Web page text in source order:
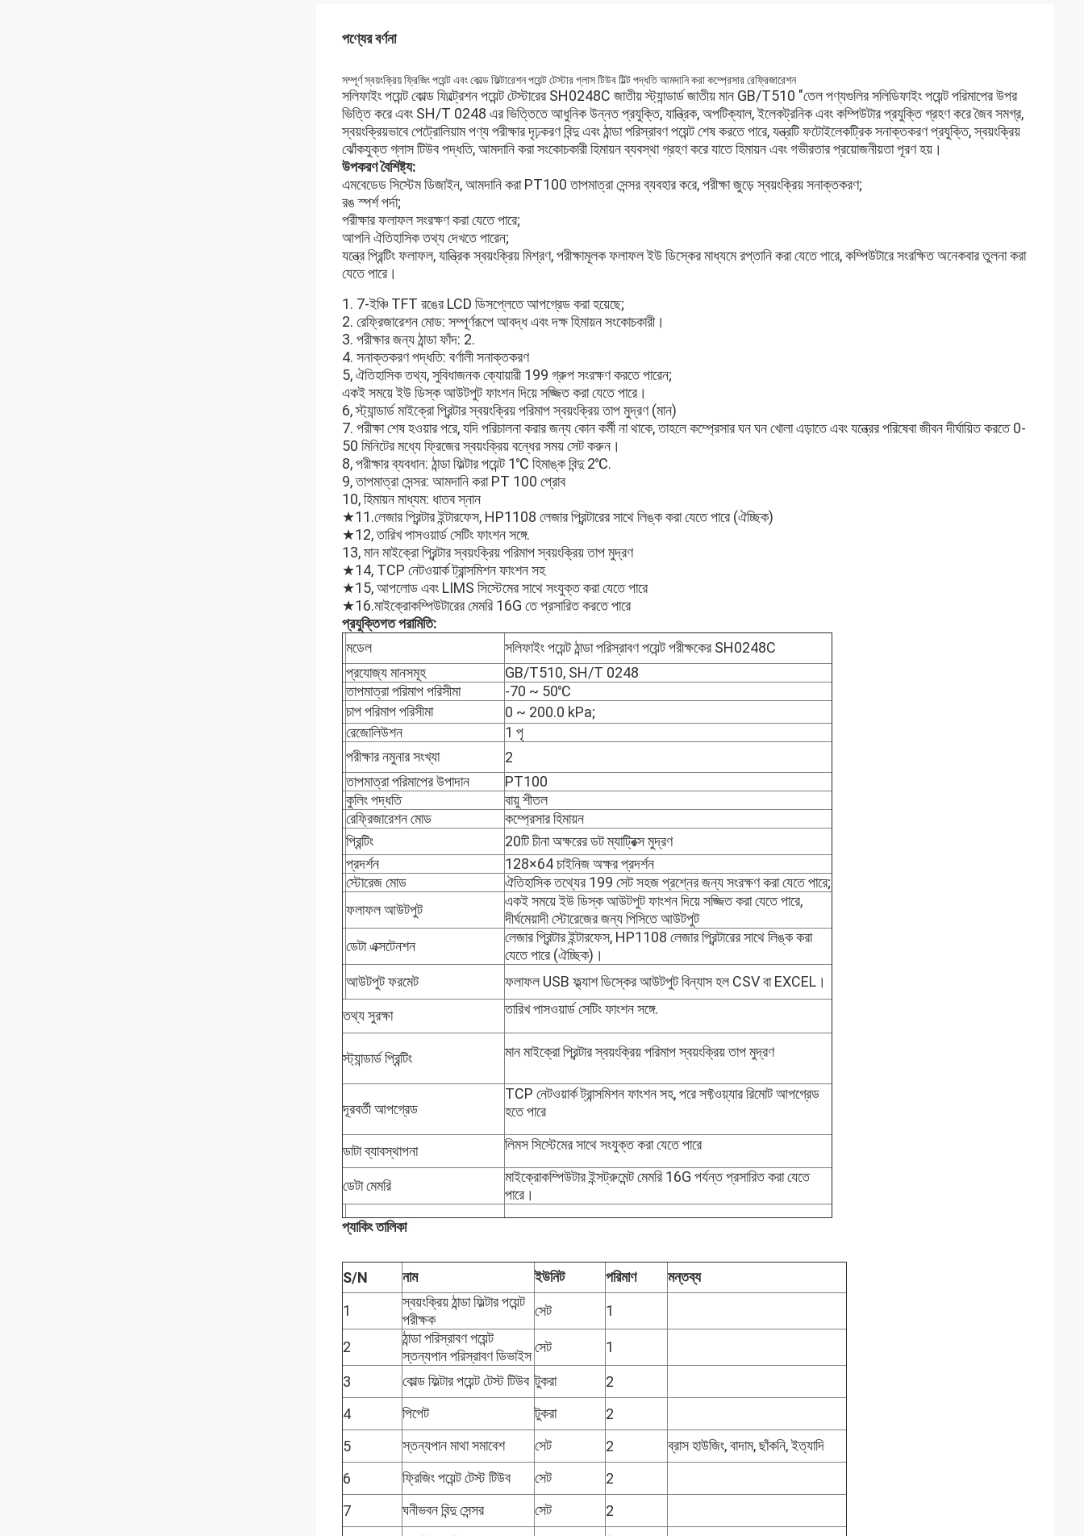
পণ্যের বর্ণনা
সম্পূর্ণ স্বয়ংক্রিয় ফ্রিজিং পয়েন্ট এবং কোল্ড ফিল্টারেশন পয়েন্ট টেস্টার গ্লাস টিউব টিল্ট পদ্ধতি আমদানি করা কম্প্রেসার রেফ্রিজারেশন
সলিফাইং পয়েন্ট কোল্ড ফিল্ট্রেশন পয়েন্ট টেস্টারের SH0248C জাতীয় স্ট্যান্ডার্ড জাতীয় মান GB/T510 "তেল পণ্যগুলির সলিডিফাইং পয়েন্ট পরিমাপের উপর
ভিত্তি করে এবং SH/T 0248 এর ভিত্তিতে আধুনিক উন্নত প্রযুক্তি, যান্ত্রিক, অপটিক্যাল, ইলেকট্রনিক এবং কম্পিউটার প্রযুক্তি গ্রহণ করে জৈব সমগ্র,
স্বয়ংক্রিয়ভাবে পেট্রোলিয়াম পণ্য পরীক্ষার দৃঢ়করণ বিন্দু এবং ঠান্ডা পরিস্রাবণ পয়েন্ট শেষ করতে পারে, যন্ত্রটি ফটোইলেকট্রিক সনাক্তকরণ প্রযুক্তি, স্বয়ংক্রিয়
ঝোঁকযুক্ত গ্লাস টিউব পদ্ধতি, আমদানি করা সংকোচকারী হিমায়ন ব্যবস্থা গ্রহণ করে যাতে হিমায়ন এবং গভীরতার প্রয়োজনীয়তা পূরণ হয়।
উপকরণ বৈশিষ্ট্য:
এমবেডেড সিস্টেম ডিজাইন, আমদানি করা PT100 তাপমাত্রা সেন্সর ব্যবহার করে, পরীক্ষা জুড়ে স্বয়ংক্রিয় সনাক্তকরণ;
রঙ স্পর্শ পর্দা;
পরীক্ষার ফলাফল সংরক্ষণ করা যেতে পারে;
আপনি ঐতিহাসিক তথ্য দেখতে পারেন;
যন্ত্রে প্রিন্টিং ফলাফল, যান্ত্রিক স্বয়ংক্রিয় মিশ্রণ, পরীক্ষামূলক ফলাফল ইউ ডিস্কের মাধ্যমে রপ্তানি করা যেতে পারে, কম্পিউটারে সংরক্ষিত অনেকবার তুলনা করা
যেতে পারে।
1. 7-ইঞ্চি TFT রঙের LCD ডিসপ্লেতে আপগ্রেড করা হয়েছে;
2. রেফ্রিজারেশন মোড: সম্পূর্ণরূপে আবদ্ধ এবং দক্ষ হিমায়ন সংকোচকারী।
3. পরীক্ষার জন্য ঠান্ডা ফাঁদ: 2.
4. সনাক্তকরণ পদ্ধতি: বর্ণালী সনাক্তকরণ
5, ঐতিহাসিক তথ্য, সুবিধাজনক ক্যোয়ারী 199 গ্রুপ সংরক্ষণ করতে পারেন;
একই সময়ে ইউ ডিস্ক আউটপুট ফাংশন দিয়ে সজ্জিত করা যেতে পারে।
6, স্ট্যান্ডার্ড মাইক্রো প্রিন্টার স্বয়ংক্রিয় পরিমাপ স্বয়ংক্রিয় তাপ মুদ্রণ (মান)
7. পরীক্ষা শেষ হওয়ার পরে, যদি পরিচালনা করার জন্য কোন কর্মী না থাকে, তাহলে কম্প্রেসার ঘন ঘন খোলা এড়াতে এবং যন্ত্রের পরিষেবা জীবন দীর্ঘায়িত করতে 0-
50 মিনিটের মধ্যে ফ্রিজের স্বয়ংক্রিয় বন্ধের সময় সেট করুন।
8, পরীক্ষার ব্যবধান: ঠান্ডা ফিল্টার পয়েন্ট 1℃ হিমাঙ্ক বিন্দু 2℃.
9, তাপমাত্রা সেন্সর: আমদানি করা PT 100 প্রোব
10, হিমায়ন মাধ্যম: ধাতব স্নান
★11.লেজার প্রিন্টার ইন্টারফেস, HP1108 লেজার প্রিন্টারের সাথে লিঙ্ক করা যেতে পারে (ঐচ্ছিক)
★12, তারিখ পাসওয়ার্ড সেটিং ফাংশন সঙ্গে.
13, মান মাইক্রো প্রিন্টার স্বয়ংক্রিয় পরিমাপ স্বয়ংক্রিয় তাপ মুদ্রণ
★14, TCP নেটওয়ার্ক ট্রান্সমিশন ফাংশন সহ
★15, আপলোড এবং LIMS সিস্টেমের সাথে সংযুক্ত করা যেতে পারে
★16.মাইক্রোকম্পিউটারের মেমরি 16G তে প্রসারিত করতে পারে
প্রযুক্তিগত পরামিতি:
মডেল
সলিফাইং পয়েন্ট ঠান্ডা পরিস্রাবণ পয়েন্ট পরীক্ষকের SH0248C
প্রযোজ্য মানসমূহ
GB/T510, SH/T 0248
তাপমাত্রা পরিমাপ পরিসীমা
-70 ~ 50℃
চাপ পরিমাপ পরিসীমা
0 ~ 200.0 kPa;
রেজোলিউশন
1 পৃ
পরীক্ষার নমুনার সংখ্যা
2
তাপমাত্রা পরিমাপের উপাদান
PT100
কুলিং পদ্ধতি
বায়ু শীতল
রেফ্রিজারেশন মোড
কম্প্রেসার হিমায়ন
প্রিন্টিং
20টি চীনা অক্ষরের ডট ম্যাট্রিক্স মুদ্রণ
প্রদর্শন
128×64 চাইনিজ অক্ষর প্রদর্শন
স্টোরেজ মোড
ঐতিহাসিক তথ্যের 199 সেট সহজ প্রশ্নের জন্য সংরক্ষণ করা যেতে পারে;
ফলাফল আউটপুট
একই সময়ে ইউ ডিস্ক আউটপুট ফাংশন দিয়ে সজ্জিত করা যেতে পারে,
দীর্ঘমেয়াদী স্টোরেজের জন্য পিসিতে আউটপুট
ডেটা এক্সটেনশন
লেজার প্রিন্টার ইন্টারফেস, HP1108 লেজার প্রিন্টারের সাথে লিঙ্ক করা
যেতে পারে (ঐচ্ছিক)।
আউটপুট ফরমেট
ফলাফল USB ফ্ল্যাশ ডিস্কের আউটপুট বিন্যাস হল CSV বা EXCEL।
তথ্য সুরক্ষা
তারিখ পাসওয়ার্ড সেটিং ফাংশন সঙ্গে.
স্ট্যান্ডার্ড প্রিন্টিং মান মাইক্রো প্রিন্টার স্বয়ংক্রিয় পরিমাপ স্বয়ংক্রিয় তাপ মুদ্রণ
দূরবর্তী আপগ্রেড
TCP নেটওয়ার্ক ট্রান্সমিশন ফাংশন সহ, পরে সফ্টওয়্যার রিমোট আপগ্রেড
হতে পারে
ডাটা ব্যাবস্থাপনা লিমস সিস্টেমের সাথে সংযুক্ত করা যেতে পারে
ডেটা মেমরি
মাইক্রোকম্পিউটার ইন্সট্রুমেন্ট মেমরি 16G পর্যন্ত প্রসারিত করা যেতে
পারে।
প্যাকিং তালিকা
S/N নাম ইউনিট পরিমাণ
মন্তব্য
1
স্বয়ংক্রিয় ঠান্ডা ফিল্টার পয়েন্ট
পরীক্ষক
সেট 1
2
ঠান্ডা পরিস্রাবণ পয়েন্ট
স্তন্যপান পরিস্রাবণ ডিভাইস
সেট 1
3 কোল্ড ফিল্টার পয়েন্ট টেস্ট টিউব টুকরা
2
4
পিপেট টুকরা
2
5
স্তন্যপান মাথা সমাবেশ সেট 2
ব্রাস হাউজিং, বাদাম, ছাঁকনি, ইত্যাদি
6
ফ্রিজিং পয়েন্ট টেস্ট টিউব সেট
2
7
ঘনীভবন বিন্দু সেন্সর সেট
2